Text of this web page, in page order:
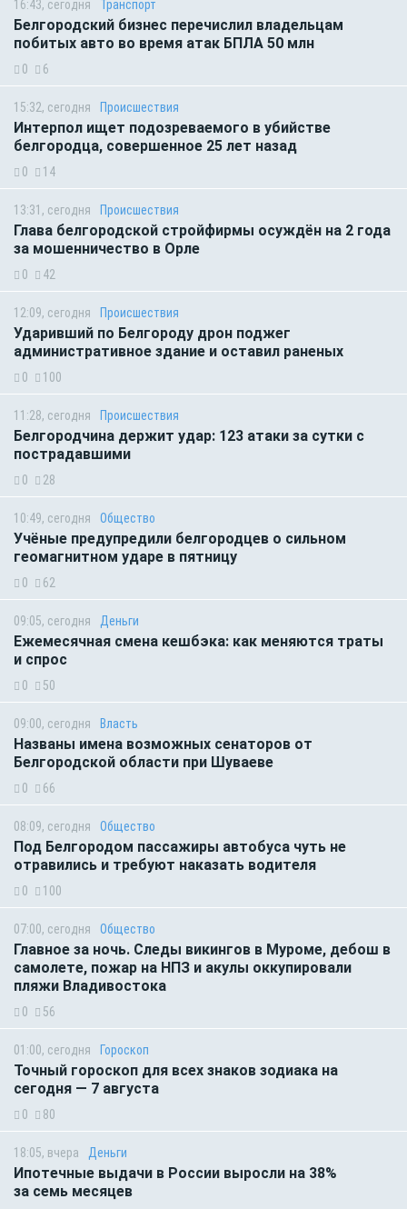
16:43, сегодня Транспорт
Белгородский бизнес перечислил владельцам
побитых авто во время атак БПЛА 50 млн
0 6
15:32, сегодня Происшествия
Интерпол ищет подозреваемого в убийстве
белгородца, совершенное 25 лет назад
0 14
13:31, сегодня Происшествия
Глава белгородской стройфирмы осуждён на 2 года
за мошенничество в Орле
0 42
12:09, сегодня Происшествия
Ударивший по Белгороду дрон поджег
административное здание и оставил раненых
0 100
11:28, сегодня Происшествия
Белгородчина держит удар: 123 атаки за сутки с
пострадавшими
0 28
10:49, сегодня Общество
Учёные предупредили белгородцев о сильном
геомагнитном ударе в пятницу
0 62
09:05, сегодня Деньги
Ежемесячная смена кешбэка: как меняются траты
и спрос
0 50
09:00, сегодня Власть
Названы имена возможных сенаторов от
Белгородской области при Шуваеве
0 66
08:09, сегодня Общество
Под Белгородом пассажиры автобуса чуть не
отравились и требуют наказать водителя
0 100
07:00, сегодня Общество
Главное за ночь. Следы викингов в Муроме, дебош в
самолете, пожар на НПЗ и акулы оккупировали
пляжи Владивостока
0 56
01:00, сегодня Гороскоп
Точный гороскоп для всех знаков зодиака на
сегодня — 7 августа
0 80
18:05, вчера Деньги
Ипотечные выдачи в России выросли на 38%
за семь месяцев